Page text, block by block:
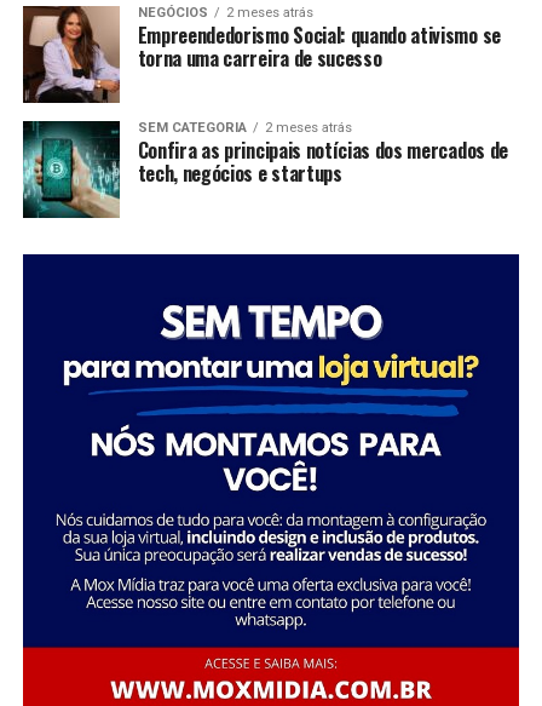
A Savana integra o Grupo Águia Branca e é especializada
na comercialização de caminhões e veículos comerciais
da Mercedes-Benz. Com forte presença nos setores de
transporte e logística, oferece um portfólio completo
de veículos, peças e serviços de oficina. Além disso,
disponibiliza soluções em pneus e recapagem,
garantindo performance e eficiência para os clientes do
segmento de transporte de cargas.
FONTE: A Savana integra o Grupo Águia Branca
O empreendedorismo social, impulsionado por líderes
como Tatiana Souza, demonstra que ativismo pode, sim,
ser uma carreira de sucesso. As mulheres no comando
dessas organizações não apenas promovem mudanças
significativas em suas comunidades, mas também
inspiram futuras gerações a seguir seus passos,
mostrando que é possível transformar a sociedade
feminina no setor social: “Acredito que quando as
mulheres assumem a liderança, trazem consigo uma
perspectiva única e essencial que promove a inclusão e o
desenvolvimento sustentável. Meu objetivo é continuar
inspirando e capacitando outras mulheres a seguirem
esse caminho, transformando ainda mais vidas e
Essa trajetória exemplifica como o ativismo e o
empreendedorismo social podem convergir para criar
uma carreira gratificante e de grande impacto social.
Sobre o Instituto Macedônia
NEGÓCIOS 2 meses atrás
Empreendedorismo Social: quando ativismo se
torna uma carreira de sucesso
SEM CATEGORIA 2 meses atrás
Confira as principais notícias dos mercados de
tech, negócios e startups